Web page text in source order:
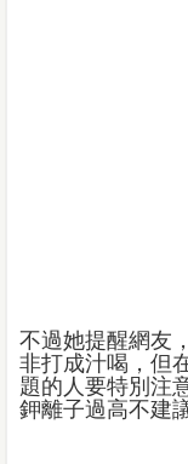
不過她提醒網友
非打成汁喝，但
題的人要特別注
鉀離子過高不建